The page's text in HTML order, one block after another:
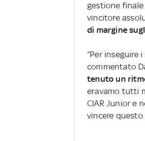
gestione finale
vincitore
di margine
“Per inseguire
commentato
tenuto un
eravamo tutti
CIAR Junior e
vincere questo